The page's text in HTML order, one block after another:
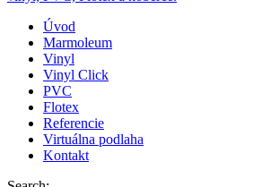
Úvod
Marmoleum
Vinyl
Vinyl Click
PVC
Flotex
Referencie
Virtuálna podlaha
Kontakt